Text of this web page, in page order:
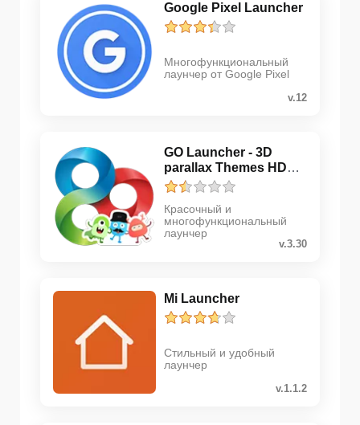
Google Pixel Launcher
Многофункциональный
лаунчер от Google Pixel
v.12
GO Launcher - 3D
parallax Themes HD
Wall...
Красочный и
многофункциональный
лаунчер
v.3.30
Mi Launcher
Стильный и удобный
лаунчер
v.1.1.2